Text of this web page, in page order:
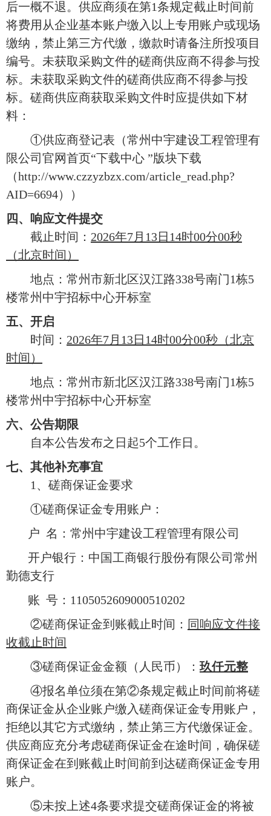
后一概不退。供应商须在第1条规定截止时间前
将费用从企业基本账户缴入以上专用账户或现场
缴纳，禁止第三方代缴，缴款时请备注所投项目
编号。未获取采购文件的磋商供应商不得参与投
标。未获取采购文件的磋商供应商不得参与投
标。磋商供应商获取采购文件时应提供如下材
料：
①供应商登记表（常州中宇建设工程管理有
限公司官网首页“下载中心 ”版块下载
（http://www.czzyzbzx.com/article_read.php?
AID=6694））
四、响应文件提交
截止时间： 2026年7月 13日 14时00分00秒
（北京时间）
地点：常州市新北区汉江路338号南门1栋5
楼常州中宇招标中心开标室
五、开启
时间： 2026年7月 13日 14时00分00秒（北京
时间）
地点：常州市新北区汉江路338号南门1栋5
楼常州中宇招标中心开标室
六、公告期限
自本公告发布之日起5个工作日。
七、其他补充事宜
1、磋商保证金要求
①磋商保证金专用账户：
户 名：常州中宇建设工程管理有限公司
开户银行：中国工商银行股份有限公司常州
勤德支行
账 号：1105052609000510202
②磋商保证金到账截止时间： 同响应文件接
收截止时间
③磋商保证金金额（人民币）： 玖仟元整
④报名单位须在第②条规定截止时间前将磋
商保证金从企业账户缴入磋商保证金专用账户，
拒绝以其它方式缴纳，禁止第三方代缴保证金。
供应商应充分考虑磋商保证金在途时间，确保磋
商保证金在到账截止时间前到达磋商保证金专用
账户。
⑤未按上述4条要求提交磋商保证金的将被